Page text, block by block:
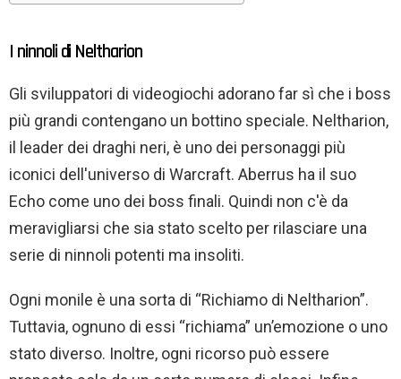
I ninnoli di Neltharion
Gli sviluppatori di videogiochi adorano far sì che i boss
più grandi contengano un bottino speciale. Neltharion,
il leader dei draghi neri, è uno dei personaggi più
iconici dell'universo di Warcraft. Aberrus ha il suo
Echo come uno dei boss finali. Quindi non c'è da
meravigliarsi che sia stato scelto per rilasciare una
serie di ninnoli potenti ma insoliti.
Ogni monile è una sorta di “Richiamo di Neltharion”.
Tuttavia, ognuno di essi “richiama” un’emozione o uno
stato diverso. Inoltre, ogni ricorso può essere